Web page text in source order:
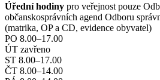
Úřední hodiny pro veřejnost pouze
občanskosprávních agend Odboru
(matrika, OP a CD, evidence obyvatel)
PO 8.00–17.00
ÚT zavřeno
ST 8.00–17.00
ČT 8.00–14.00